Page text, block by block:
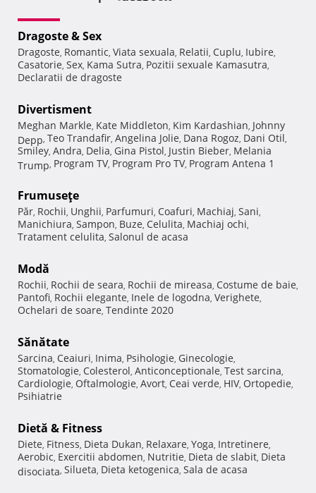
Dragoste & Sex
Dragoste, Romantic, Viata sexuala, Relatii, Cuplu, Iubire,
Casatorie, Sex, Kama Sutra, Pozitii sexuale Kamasutra,
Declaratii de dragoste
Divertisment
Meghan Markle, Kate Middleton, Kim Kardashian, Johnny
Depp, Teo Trandafir, Angelina Jolie, Dana Rogoz, Dani Otil,
Smiley, Andra, Delia, Gina Pistol, Justin Bieber, Melania
Trump, Program TV, Program Pro TV, Program Antena 1
Frumuseţe
Păr, Rochii, Unghii, Parfumuri, Coafuri, Machiaj, Sani,
Manichiura, Sampon, Buze, Celulita, Machiaj ochi,
Tratament celulita, Salonul de acasa
Modă
Rochii, Rochii de seara, Rochii de mireasa, Costume de baie,
Pantofi, Rochii elegante, Inele de logodna, Verighete,
Ochelari de soare, Tendinte 2020
Sănătate
Sarcina, Ceaiuri, Inima, Psihologie, Ginecologie,
Stomatologie, Colesterol, Anticonceptionale, Test sarcina,
Cardiologie, Oftalmologie, Avort, Ceai verde, HIV, Ortopedie,
Psihiatrie
Dietă & Fitness
Diete, Fitness, Dieta Dukan, Relaxare, Yoga, Intretinere,
Aerobic, Exercitii abdomen, Nutritie, Dieta de slabit, Dieta
disociata, Silueta, Dieta ketogenica, Sala de acasa